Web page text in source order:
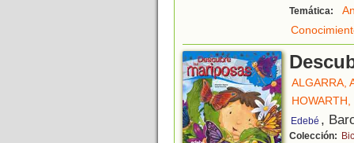
Temática:
ALGARRA,
Edebé ,
Colección: